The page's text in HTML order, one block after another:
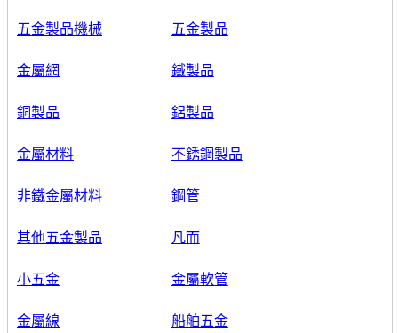
五金製品機械 五金製品
金屬網 鐵製品
銅製品 鋁製品
金屬材料 不銹鋼製品
非鐵金屬材料 鋼管
其他五金製品 凡而
小五金 金屬軟管
金屬線 船舶五金